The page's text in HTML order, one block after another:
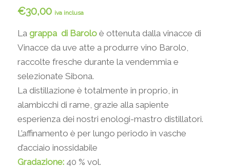
€30,00 iva inclusa
La grappa di Barolo è ottenuta dalla vinacce di
Vinacce da uve atte a produrre vino Barolo,
raccolte fresche durante la vendemmia e
selezionate Sibona.
La distillazione è totalmente in proprio, in
alambicchi di rame, grazie alla sapiente
esperienza dei nostri enologi-mastro distillatori.
L’affinamento è per lungo periodo in vasche
d’acciaio inossidabile
Gradazione:40 % vol.